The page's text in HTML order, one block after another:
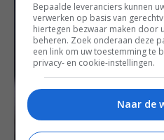
Bepaalde leveranciers kunnen
verwerken op basis van
hiertegen bezwaar maken door
beheren. Zoek onderaan deze
een link om uw toestemming te
privacy- en cookie-instellingen.
Naar de